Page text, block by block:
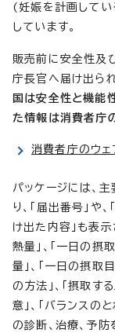
(妊娠を計画してい
しています。
販売前に安全性及
庁長官へ届け出ら
国は安全性と機能
た情報は消費者庁
消費者庁のウェ
パッケージには、
り、「届出番号」
け出た内容」も表
熱量」、「一日の
量」、「一日の摂取
の方法」、「摂取す
意」、「バランスの
の診断、治療、予